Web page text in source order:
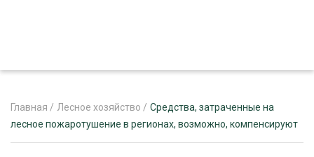
Главная / Лесное хозяйство / Средства, затраченные на
лесное пожаротушение в регионах, возможно, компенсируют